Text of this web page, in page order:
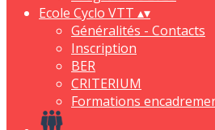
Ecole Cyclo VTT ▴▾
Généralités - Contacts
Inscription
BER
CRITERIUM
Formations